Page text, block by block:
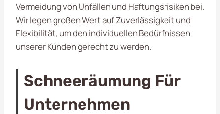
Vermeidung von Unfällen und Haftungsrisiken bei.
Wir legen großen Wert auf Zuverlässigkeit und
Flexibilität, um den individuellen Bedürfnissen
unserer Kunden gerecht zu werden.
Schneeräumung Für
Unternehmen